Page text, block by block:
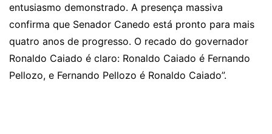
entusiasmo demonstrado. A presença massiva
confirma que Senador Canedo está pronto para mais
quatro anos de progresso. O recado do governador
Ronaldo Caiado é claro: Ronaldo Caiado é Fernando
Pellozo, e Fernando Pellozo é Ronaldo Caiado”.